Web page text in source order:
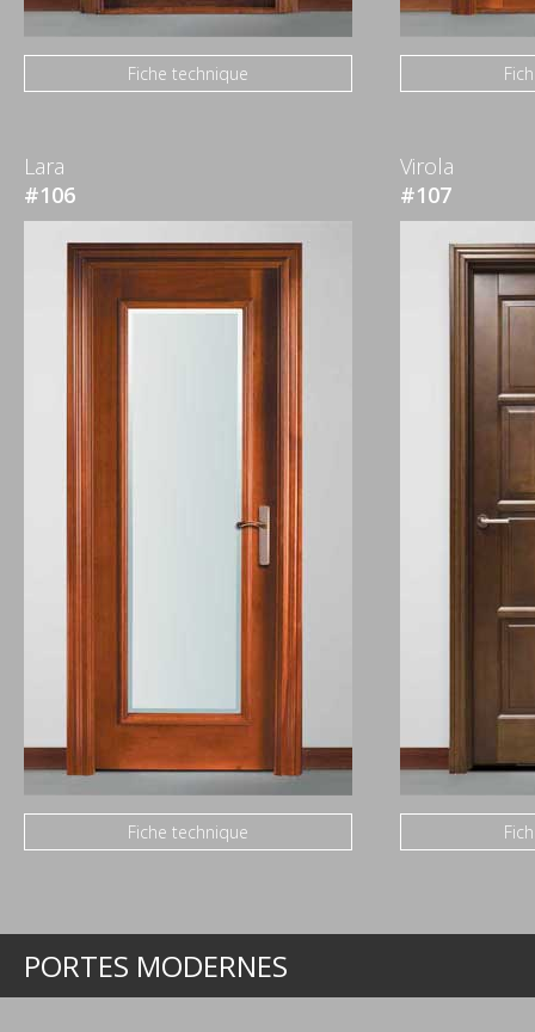
Fiche technique
Lara
#106
Fiche technique
Virola
#107
PORTES MODERNES